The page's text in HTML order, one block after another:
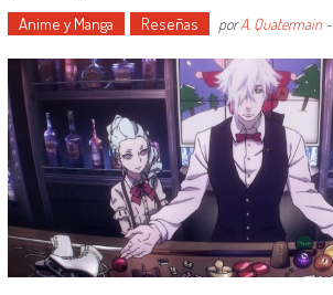
Anime y Manga Reseñas porA. Quatermain-